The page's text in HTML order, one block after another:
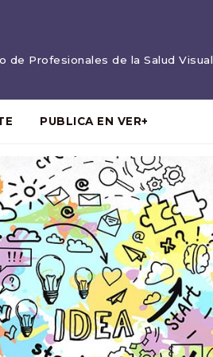
de Profesionales de la Salud Visual
PUBLICA EN VER+